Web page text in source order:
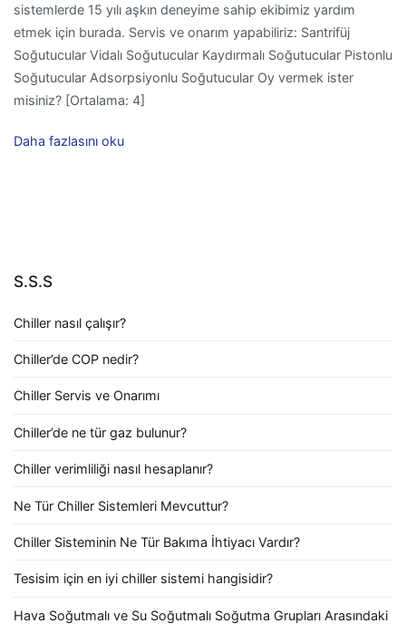
sistemlerde 15 yılı aşkın deneyime sahip ekibimiz yardım
etmek için burada. Servis ve onarım yapabiliriz: Santrifüj
Soğutucular Vidalı Soğutucular Kaydırmalı Soğutucular Pistonlu
Soğutucular Adsorpsiyonlu Soğutucular Oy vermek ister
misiniz? [Ortalama: 4]
Daha fazlasını oku
S.S.S
Chiller nasıl çalışır?
Chiller’de COP nedir?
Chiller Servis ve Onarımı
Chiller’de ne tür gaz bulunur?
Chiller verimliliği nasıl hesaplanır?
Ne Tür Chiller Sistemleri Mevcuttur?
Chiller Sisteminin Ne Tür Bakıma İhtiyacı Vardır?
Tesisim için en iyi chiller sistemi hangisidir?
Hava Soğutmalı ve Su Soğutmalı Soğutma Grupları Arasındaki